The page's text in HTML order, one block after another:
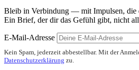
Bleib in Verbindung — mit Impulsen, die
Ein Brief, der dir das Gefühl gibt, nicht
E-Mail-Adresse
Kein Spam, jederzeit abbestellbar. Mit der
Datenschutzerklärung zu.